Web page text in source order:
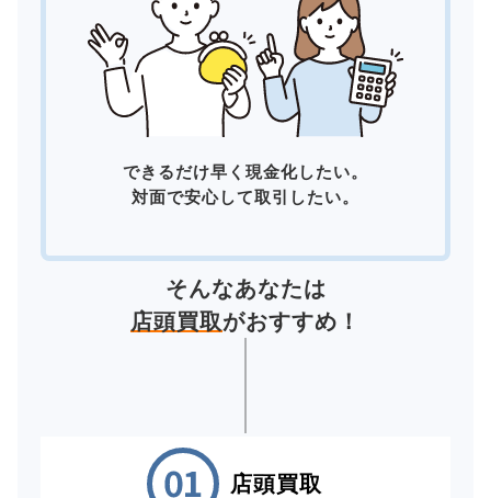
できるだけ早く現金化したい。
対面で安心して取引したい。
そんなあなたは
店頭買取がおすすめ！
店頭買取